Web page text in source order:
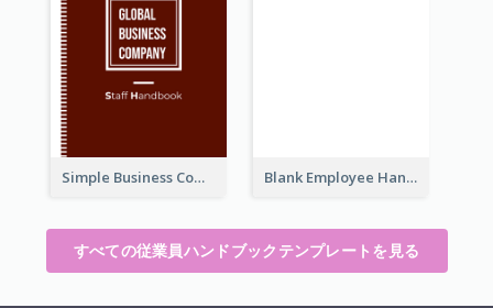
Simple Business Company Employee Handbook Blank Employee Handbook
すべての従業員ハンドブックテンプレートを見る